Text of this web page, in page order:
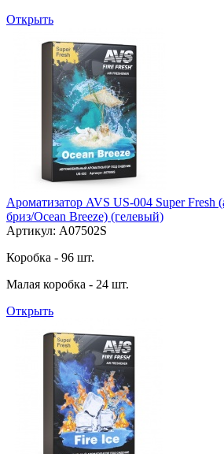
Открыть
Ароматизатор AVS US-004 Super Fresh
бриз/Ocean Breeze) (гелевый)
Артикул: A07502S
Коробка - 96 шт.
Малая коробка - 24 шт.
Открыть